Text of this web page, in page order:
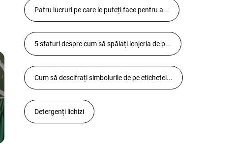
Patru lucruri pe care le puteți face pentru a...
5 sfaturi despre cum să spălați lenjeria de p...
Cum să descifrați simbolurile de pe etichetel...
Detergenți lichizi